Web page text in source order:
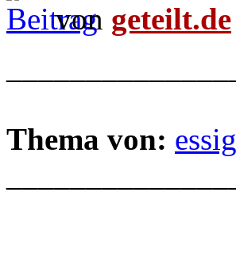
von geteilt.de
Thema von: essig